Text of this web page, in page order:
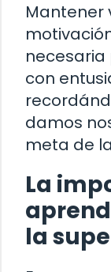
Mantener
con
damos
meta de
La
la